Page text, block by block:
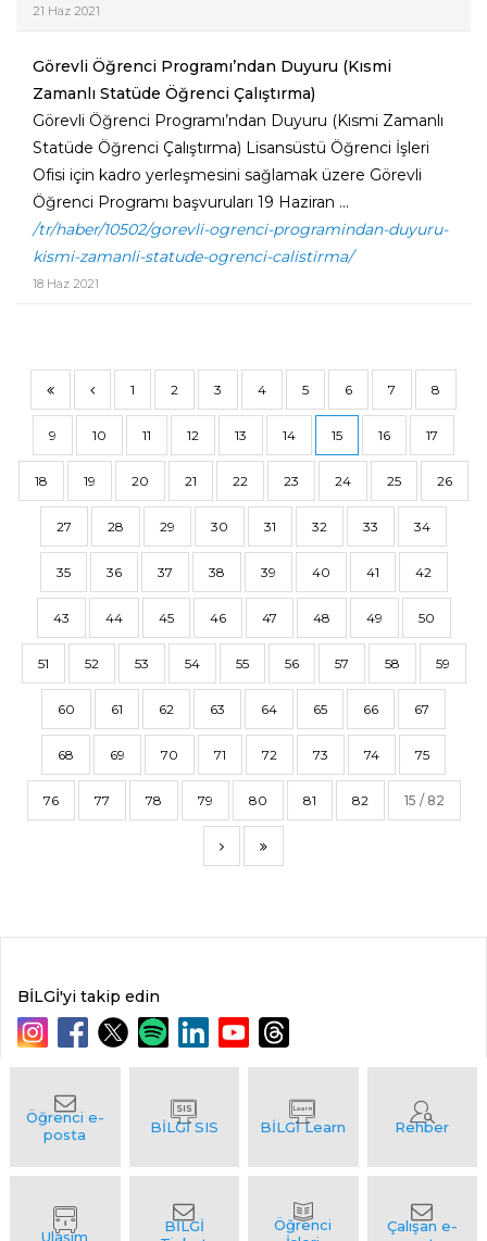
21 Haz 2021
Görevli Öğrenci Programı’ndan Duyuru (Kısmi
Zamanlı Statüde Öğrenci Çalıştırma)
Görevli Öğrenci Programı’ndan Duyuru (Kısmi Zamanlı
Statüde Öğrenci Çalıştırma) Lisansüstü Öğrenci İşleri
Ofisi için kadro yerleşmesini sağlamak üzere Görevli
Öğrenci Programı başvuruları 19 Haziran ...
/tr/haber/10502/gorevli-ogrenci-programindan-duyuru-
kismi-zamanli-statude-ogrenci-calistirma/
18 Haz 2021
1 2 3 4 5 6 7 8
9 10 11 12 13 14 15 16 17
18 19 20 21 22 23 24 25 26
27 28 29 30 31 32 33 34
35 36 37 38 39 40 41 42
43 44 45 46 47 48 49 50
51 52 53 54 55 56 57 58 59
60 61 62 63 64 65 66 67
68 69 70 71 72 73 74 75
76 77 78 79 80 81 82 15 / 82
BİLGİ'yi takip edin